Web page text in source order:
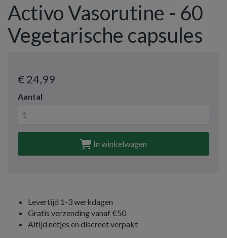
Activo Vasorutine - 60
Vegetarische capsules
€ 24,99
Aantal
In winkelwagen
Levertijd 1-3 werkdagen
Gratis verzending vanaf €50
Altijd netjes en discreet verpakt